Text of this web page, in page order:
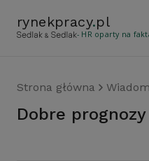
rynekpracy.pl
- HR oparty na
Strona główna
Dobre